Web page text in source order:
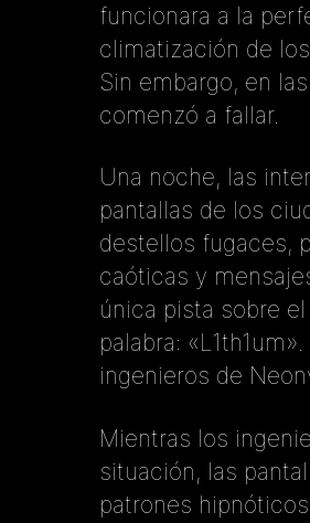
funcionara a la
climatización de
Sin embargo, en
comenzó a fallar.
Una noche, las
pantallas de los
destellos fugaces,
caóticas y
única pista sobre
palabra:
ingenieros de
Mientras los
situación, las
patrones